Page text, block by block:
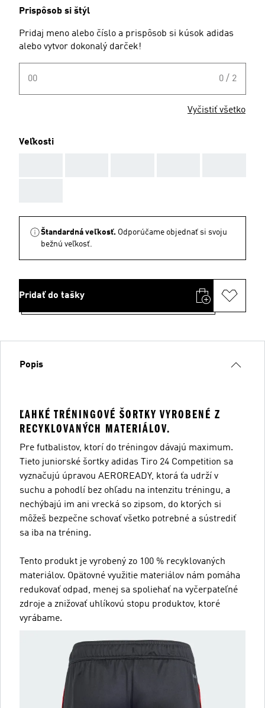
Prispôsob si štýl
Pridaj meno alebo číslo a prispôsob si kúsok adidas
alebo vytvor dokonalý darček!
00 0 / 2
Vyčistiť všetko
Veľkosti
Štandardná veľkosť. Odporúčame objednať si svoju
bežnú veľkosť.
Pridať do tašky
Popis
ĽAHKÉ TRÉNINGOVÉ ŠORTKY VYROBENÉ Z
RECYKLOVANÝCH MATERIÁLOV.
Pre futbalistov, ktorí do tréningov dávajú maximum.
Tieto juniorské šortky adidas Tiro 24 Competition sa
vyznačujú úpravou AEROREADY, ktorá ťa udrží v
suchu a pohodlí bez ohľadu na intenzitu tréningu, a
nechýbajú im ani vrecká so zipsom, do ktorých si
môžeš bezpečne schovať všetko potrebné a sústrediť
sa iba na tréning.
Tento produkt je vyrobený zo 100 % recyklovaných
materiálov. Opätovné využitie materiálov nám pomáha
redukovať odpad, menej sa spoliehať na vyčerpateľné
zdroje a znižovať uhlíkovú stopu produktov, ktoré
vyrábame.